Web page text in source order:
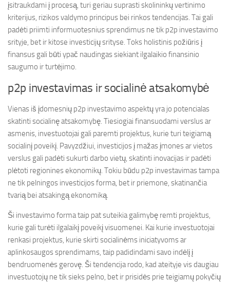
įsitraukdami į procesą, turi geriau suprasti skolininkų vertinimo
kriterijus, rizikos valdymo principus bei rinkos tendencijas. Tai gali
padėti priimti informuotesnius sprendimus ne tik p2p investavimo
srityje, bet ir kitose investicijų srityse. Toks holistinis požiūris į
finansus gali būti ypač naudingas siekiant ilgalaikio finansinio
saugumo ir turtėjimo.
p2p investavimas ir socialinė atsakomybė
Vienas iš įdomesnių p2p investavimo aspektų yra jo potencialas
skatinti socialinę atsakomybę. Tiesiogiai finansuodami verslus ar
asmenis, investuotojai gali paremti projektus, kurie turi teigiamą
socialinį poveikį. Pavyzdžiui, investicijos į mažas įmones ar vietos
verslus gali padėti sukurti darbo vietų, skatinti inovacijas ir padėti
plėtoti regionines ekonomikų. Tokiu būdu p2p investavimas tampa
ne tik pelningos investicijos forma, bet ir priemone, skatinančia
tvarią bei atsakingą ekonomiką.
Ši investavimo forma taip pat suteikia galimybę remti projektus,
kurie gali turėti ilgalaikį poveikį visuomenei. Kai kurie investuotojai
renkasi projektus, kurie skirti socialinėms iniciatyvoms ar
aplinkosaugos sprendimams, taip padidindami savo indėlį į
bendruomenės gerovę. Ši tendencija rodo, kad ateityje vis daugiau
investuotojų ne tik sieks pelno, bet ir prisidės prie teigiamų pokyčių